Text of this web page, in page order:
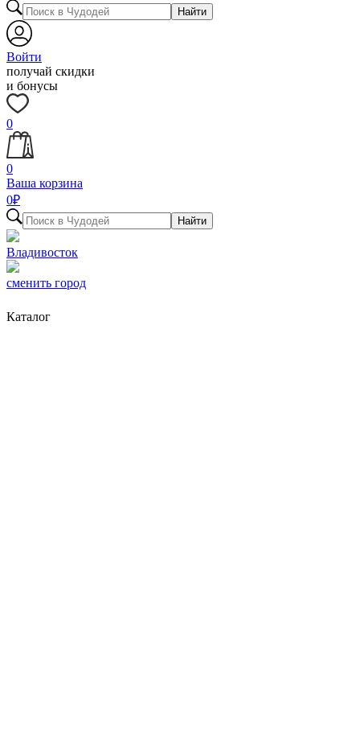
Найти
Войти
получай скидки
и бонусы
0
0
Ваша корзина
0₽
Найти
Владивосток
сменить город
Каталог